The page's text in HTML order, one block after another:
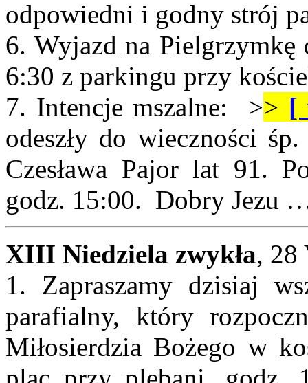
odpowiedni i godny strój
6. Wyjazd na
6:30 z parkingu przy
7. Intencje mszalne: >> [
odeszły do wieczności
Czesława Pajor lat 91.
godz. 15:00. Dobry Jezu
XIII Niedziela zwykła, 28
1. Zapraszamy dzisiaj
parafialny, który
Miłosierdzia Bożego w